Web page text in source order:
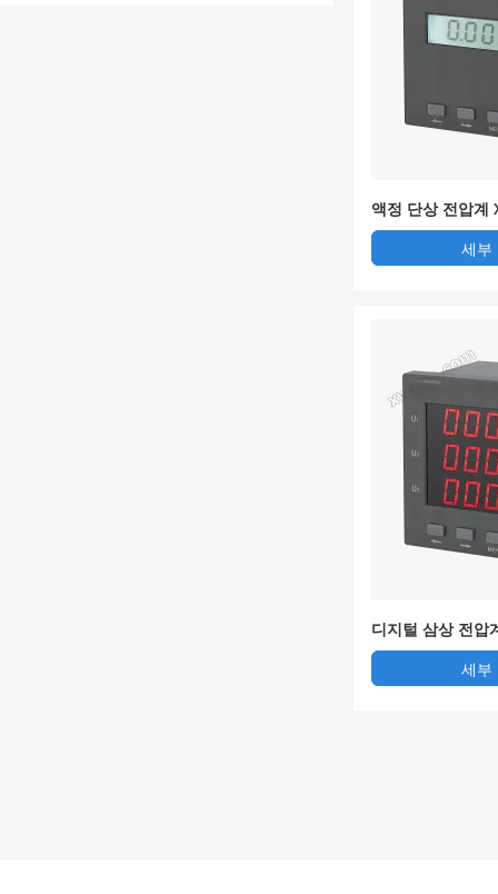
액정 단상 전압계
세부
디지털 삼상 전압
세부